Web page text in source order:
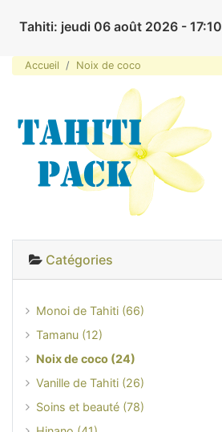
Tahiti: jeudi 06 août 2026 - 17:10
Accueil Noix de coco
Catégories
Monoi de Tahiti (66)
Tamanu (12)
Noix de coco (24)
Vanille de Tahiti (26)
Soins et beauté (78)